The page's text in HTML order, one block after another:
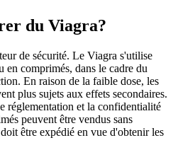
du Viagra?
de sécurité. Le Viagra s'utilise
en comprimés, dans le cadre du
En raison de la faible dose, les
plus sujets aux effets secondaires.
réglementation et la confidentialité
peuvent être vendus sans
être expédié en vue d'obtenir les